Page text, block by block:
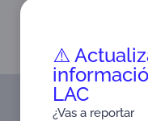
⚠️
LAC
¿Vas a reportar